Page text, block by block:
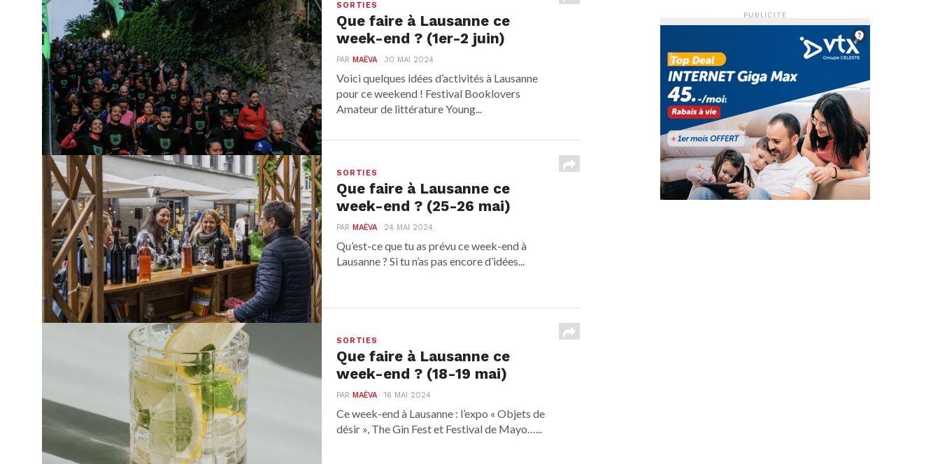
SORTIES
Que faire à Lausanne ce
week-end ? (1er-2 juin)
PARMAËVA 30 MAI 2024
Voici quelques idées d’activités à Lausanne
pour ce weekend ! Festival Booklovers
Amateur de littérature Young...
SORTIES
Que faire à Lausanne ce
week-end ? (25-26 mai)
PARMAËVA 24 MAI 2024
Qu’est-ce que tu as prévu ce week-end à
Lausanne ? Si tu n’as pas encore d’idées...
SORTIES
Que faire à Lausanne ce
week-end ? (18-19 mai)
PARMAËVA 16 MAI 2024
Ce week-end à Lausanne : l’expo « Objets de
désir », The Gin Fest et Festival de Mayo…...
PUBLICITÉ